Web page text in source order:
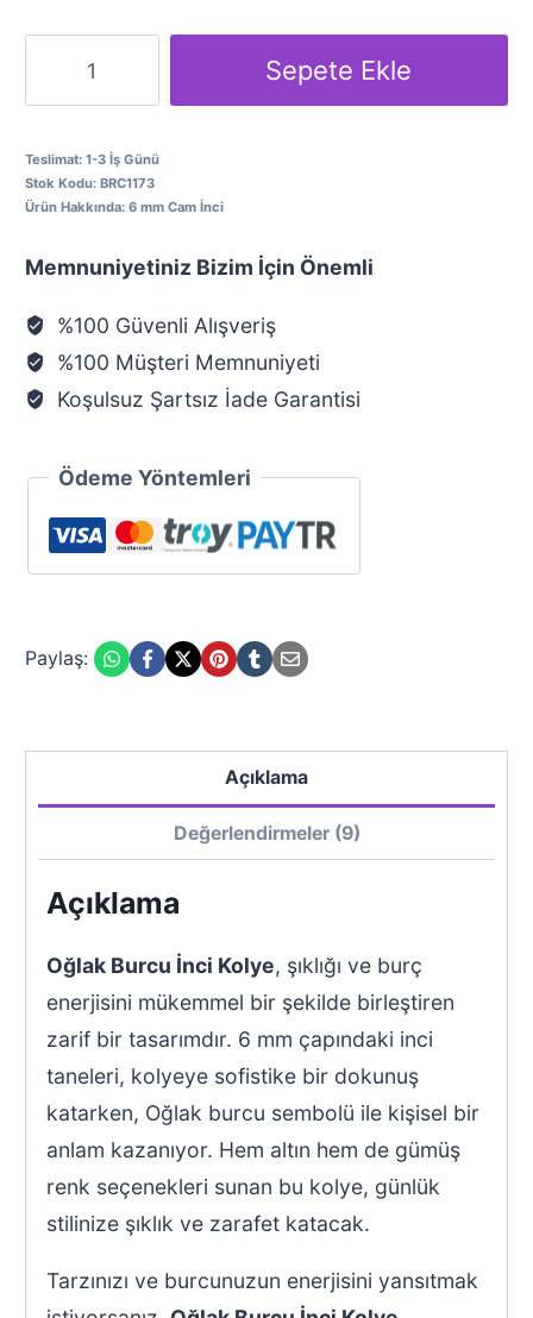
Kolye
adet
Sepete Ekle
Teslimat: 1-3 İş Günü
Stok Kodu: BRC1173
Ürün Hakkında: 6 mm Cam İnci
Memnuniyetiniz Bizim İçin Önemli
%100 Güvenli Alışveriş
%100 Müşteri Memnuniyeti
Koşulsuz Şartsız İade Garantisi
Ödeme Yöntemleri
Paylaş:
Açıklama
Değerlendirmeler (9)
Açıklama
Oğlak Burcu İnci Kolye, şıklığı ve burç
enerjisini mükemmel bir şekilde birleştiren
zarif bir tasarımdır. 6 mm çapındaki inci
taneleri, kolyeye sofistike bir dokunuş
katarken, Oğlak burcu sembolü ile kişisel bir
anlam kazanıyor. Hem altın hem de gümüş
renk seçenekleri sunan bu kolye, günlük
stilinize şıklık ve zarafet katacak.
Tarzınızı ve burcunuzun enerjisini yansıtmak